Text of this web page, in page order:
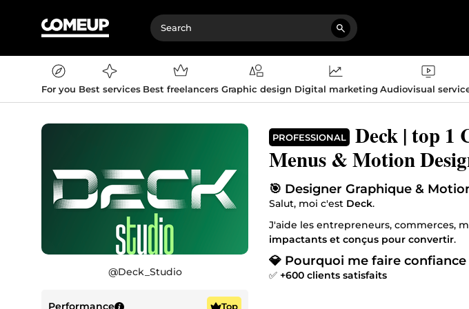
For you Best services Best freelancers Graphic design Digital marketing Audiovisual
@Deck_Studio
Performance
Top
PROFESSIONAL
Deck | top 1
Menus & Motion
🎯 Designer Graphique &
Salut, moi c'est Deck.
J'aide les entrepreneurs, commerces,
impactants et conçus pour convertir.
💎 Pourquoi me faire confiance
✅ +600 clients satisfaits